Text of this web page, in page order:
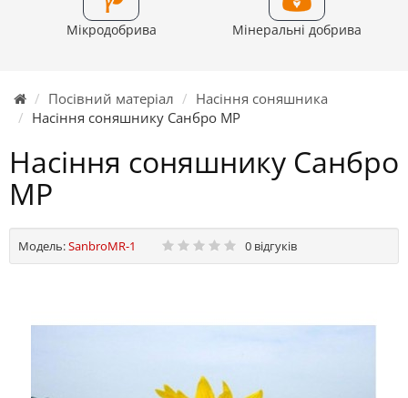
Мікродобрива Мінеральні добрива
Посівний матеріал
Насіння соняшника
Насіння соняшнику Санбро МР
Насіння соняшнику Санбро
МР
Модель:SanbroMR-1 0 відгуків